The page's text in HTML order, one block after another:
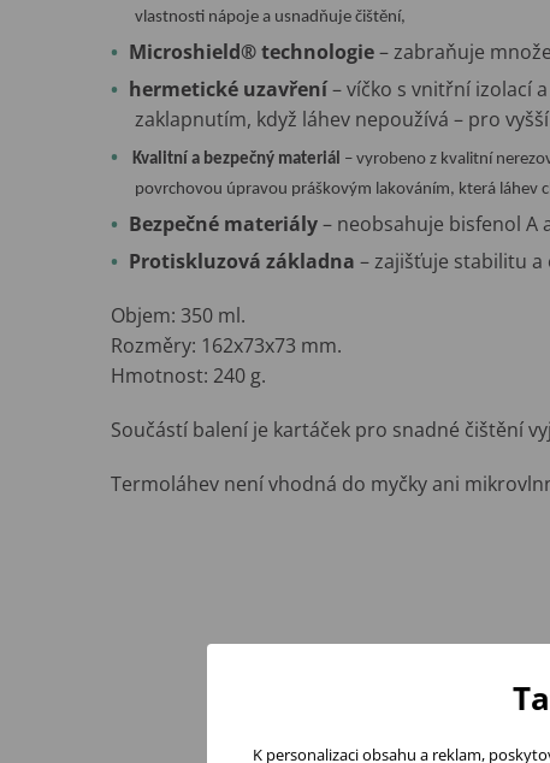
vlastnosti nápoje a usnadňuje čištění,
Microshield® technologie– zabraňuje
hermetické uzavření– víčko s vnitřní izolací
zaklapnutím, když láhev nepoužívá – pro
Kvalitní a bezpečný materiál – vyrobeno z kvalitní
povrchovou úpravou práškovým lakováním, která láhev
Bezpečné materiály– neobsahuje bisfenol A
Protiskluzová základna – zajišťuje stabilitu
Objem: 350 ml.
Rozměry: 162x73x73 mm.
Hmotnost: 240 g.
Součástí balení je kartáček pro snadné čištění
Termoláhev není vhodná do myčky ani
K personalizaci obsahu a reklam,